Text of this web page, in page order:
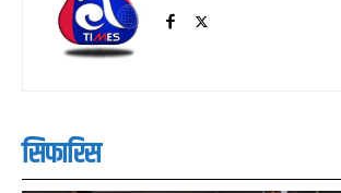
सिफारिस